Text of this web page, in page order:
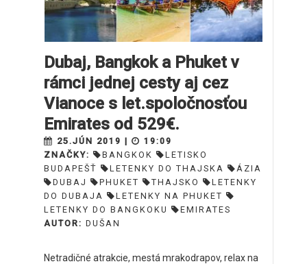
Dubaj, Bangkok a Phuket v
rámci jednej cesty aj cez
Vianoce s let.spoločnosťou
Emirates od 529€.
25.JÚN 2019 |
19:09
ZNAČKY:
BANGKOK
LETISKO
BUDAPEŠŤ
LETENKY DO THAJSKA
ÁZIA
DUBAJ
PHUKET THAJSKO
LETENKY
DO DUBAJA
LETENKY NA PHUKET
LETENKY DO BANGKOKU
EMIRATES
AUTOR: DUŠAN
Netradičné atrakcie, mestá mrakodrapov, relax na